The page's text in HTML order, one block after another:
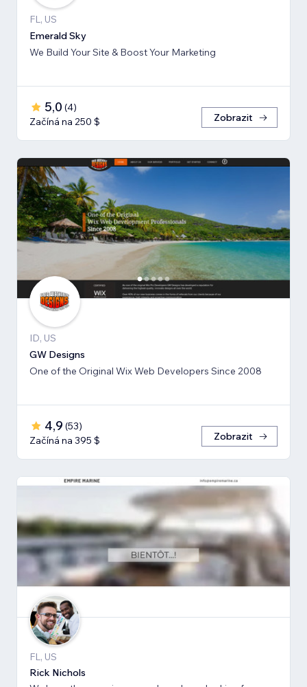
FL, US
Emerald Sky
We Build Your Site & Boost Your Marketing
5,0 (4)
Začíná na 250 $
Zobrazit
ID, US
GW Designs
One of the Original Wix Web Developers Since 2008
4,9 (53)
Začíná na 395 $
Zobrazit
FL, US
Rick Nichols